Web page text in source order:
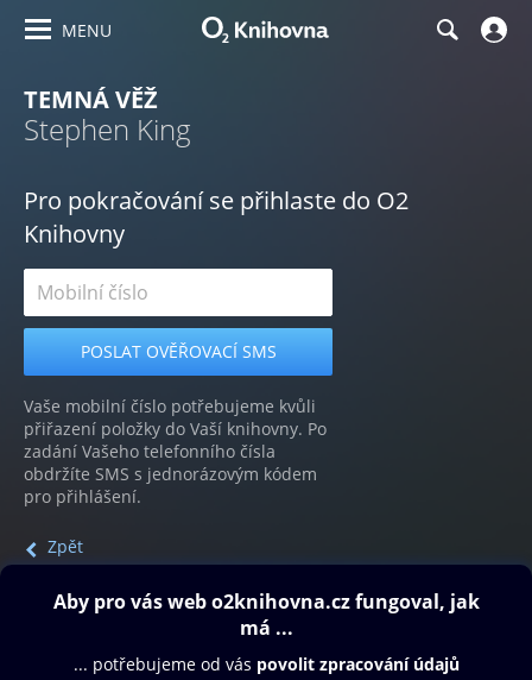
MENU
TEMNÁ VĚŽ
Stephen King
Pro pokračování se přihlaste do O2
Knihovny
Vaše mobilní číslo potřebujeme kvůli
přiřazení položky do Vaší knihovny. Po
zadání Vašeho telefonního čísla
obdržíte SMS s jednorázovým kódem
pro přihlášení.
Zpět
Obsah ke stažení